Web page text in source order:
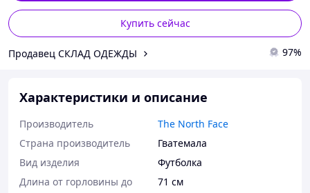
Купить сейчас
Продавец СКЛАД ОДЕЖДЫ 97%
Характеристики и описание
Производитель
The North Face
Страна производитель
Гватемала
Вид изделия
Футболка
Длина от горловины до
71 см